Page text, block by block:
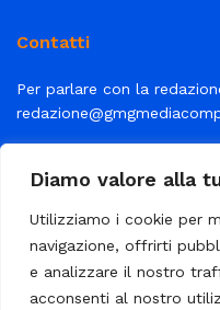
Diamo valore alla
Utilizziamo i cookie per
navigazione, offrirti
e analizzare il nostro
acconsenti al nostro
Contatti
Per parlare con la